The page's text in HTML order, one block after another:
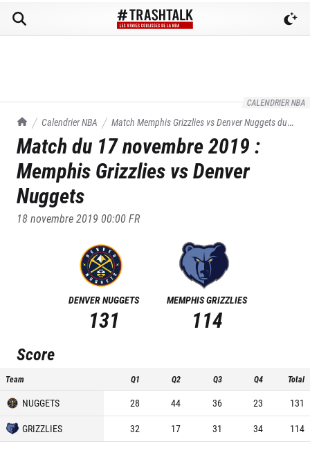
CALENDRIER NBA
TrashTalk Actu NBA
Calendrier NBA Match Memphis Grizzlies vsDenver Nuggetsdu
17/11/2019
Match du 17 novembre 2019 :
Memphis Grizzlies vsDenver
Nuggets
18 novembre 2019 00:00FR
DENVER NUGGETS
131
MEMPHIS GRIZZLIES
114
Score
Team Q1 Q2 Q3 Q4 Total
NUGGETS 28 44 36 23
131
GRIZZLIES
32 17 31 34 114